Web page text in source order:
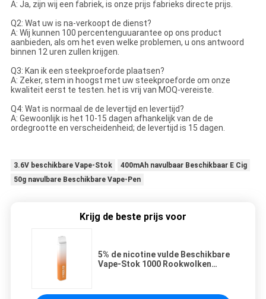
A: Ja, zijn wij een fabriek, is onze prijs fabrieks directe prijs.
Q2: Wat uw is na-verkoopt de dienst?
A: Wij kunnen 100 percentenguuarantee op ons product
aanbieden, als om het even welke problemen, u ons antwoord
binnen 12 uren zullen krijgen.
Q3: Kan ik een steekproeforde plaatsen?
A: Zeker, stem in hoogst met uw steekproeforde om onze
kwaliteit eerst te testen. het is vrij van MOQ-vereiste.
Q4: Wat is normaal de de levertijd en levertijd?
A: Gewoonlijk is het 10-15 dagen afhankelijk van de de
ordegrootte en verscheidenheid; de levertijd is 15 dagen.
3.6V beschikbare Vape-Stok
400mAh navulbaar Beschikbaar E Cig
50g navulbare Beschikbare Vape-Pen
Krijg de beste prijs voor
5% de nicotine vulde Beschikbare
Vape-Stok 1000 Rookwolken